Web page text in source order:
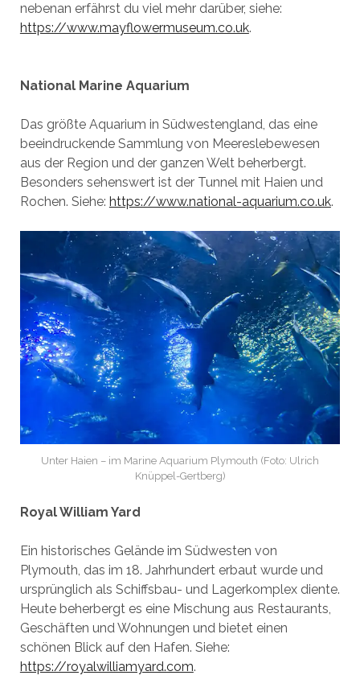
nebenan erfährst du viel mehr darüber, siehe:
https://www.mayflowermuseum.co.uk.
National Marine Aquarium
Das größte Aquarium in Südwestengland, das eine
beeindruckende Sammlung von Meereslebewesen
aus der Region und der ganzen Welt beherbergt.
Besonders sehenswert ist der Tunnel mit Haien und
Rochen. Siehe: https://www.national-aquarium.co.uk.
Unter Haien – im Marine Aquarium Plymouth (Foto: Ulrich
Knüppel-Gertberg)
Royal William Yard
Ein historisches Gelände im Südwesten von
Plymouth, das im 18. Jahrhundert erbaut wurde und
ursprünglich als Schiffsbau- und Lagerkomplex diente.
Heute beherbergt es eine Mischung aus Restaurants,
Geschäften und Wohnungen und bietet einen
schönen Blick auf den Hafen. Siehe:
https://royalwilliamyard.com.